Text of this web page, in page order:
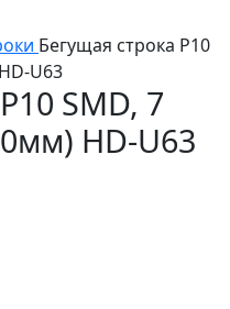
Бегущая строка Р10
U63
SMD, 7
HD-U63